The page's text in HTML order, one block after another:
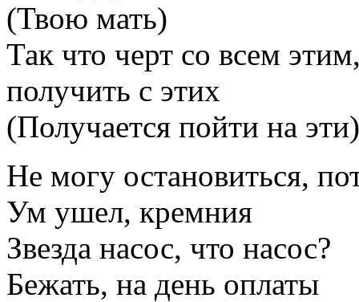
(Твою мать)
Так что черт со всем
получить с этих
(Получается пойти на эти)
Не могу остановиться,
Ум ушел, кремния
Звезда насос, что насос?
Бежать, на день оплаты